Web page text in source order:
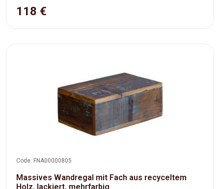
118 €
Code: FNA00000805
Massives Wandregal mit Fach aus recyceltem
Holz, lackiert, mehrfarbig